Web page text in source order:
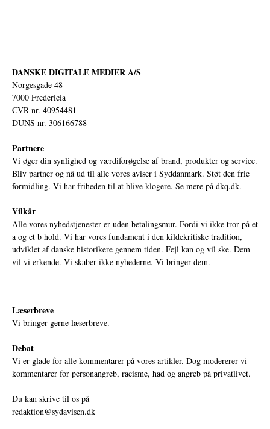
DANSKE DIGITALE MEDIER A/S
Norgesgade 48
7000 Fredericia
CVR nr. 40954481
DUNS nr. 306166788
Partnere
Vi øger din synlighed og værdiforøgelse af brand, produkter og service.
Bliv partner og nå ud til alle vores aviser i Syddanmark. Støt den frie
formidling. Vi har friheden til at blive klogere. Se mere på dkq.dk.
Vilkår
Alle vores nyhedstjenester er uden betalingsmur. Fordi vi ikke tror på et
a og et b hold. Vi har vores fundament i den kildekritiske tradition,
udviklet af danske historikere gennem tiden. Fejl kan og vil ske. Dem
vil vi erkende. Vi skaber ikke nyhederne. Vi bringer dem.
Læserbreve
Vi bringer gerne læserbreve.
Debat
Vi er glade for alle kommentarer på vores artikler. Dog modererer vi
kommentarer for personangreb, racisme, had og angreb på privatlivet.
Du kan skrive til os på
redaktion@sydavisen.dk